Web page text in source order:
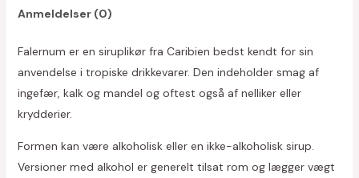
Anmeldelser (0)
Falernum er en siruplikør fra Caribien bedst kendt for sin
anvendelse i tropiske drikkevarer. Den indeholder smag af
ingefær, kalk og mandel og oftest også af nelliker eller
krydderier.
Formen kan være alkoholisk eller en ikke-alkoholisk sirup.
Versioner med alkohol er generelt tilsat rom og lægger vægt